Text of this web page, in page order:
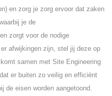
en zorg je zorg ervoor dat zaken
je de
zorgt voor de nodige
afwijkingen zijn, stel jij deze op
samen met Site Engineering
er buiten zo veilig en efficiënt
de eisen worden aangetoond.